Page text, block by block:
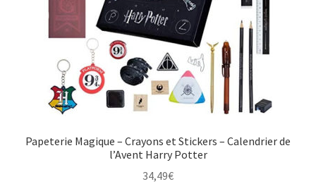
Papeterie Magique – Crayons et Stickers – Calendrier de
l’Avent Harry Potter
34,49€